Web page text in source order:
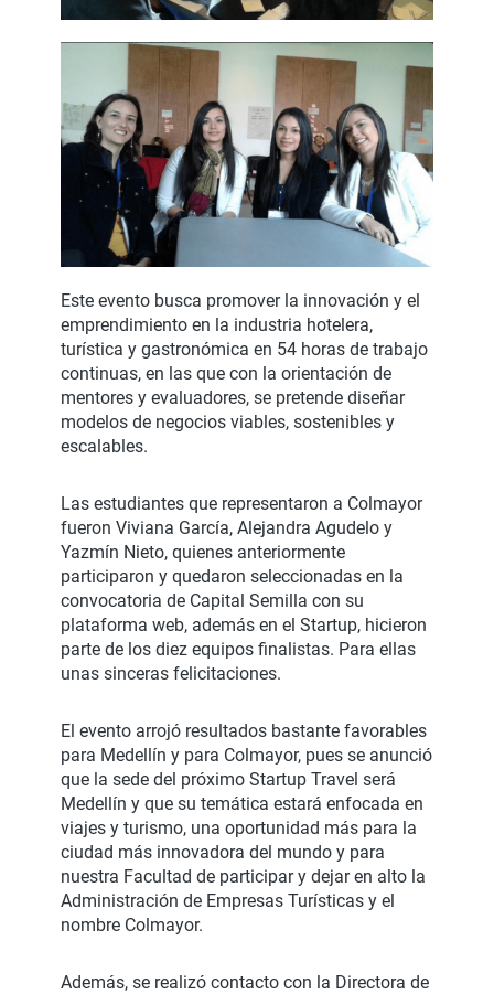
Este evento busca promover la innovación y el
emprendimiento en la industria hotelera,
turística y gastronómica en 54 horas de trabajo
continuas, en las que con la orientación de
mentores y evaluadores, se pretende diseñar
modelos de negocios viables, sostenibles y
escalables.
Las estudiantes que representaron a Colmayor
fueron Viviana García, Alejandra Agudelo y
Yazmín Nieto, quienes anteriormente
participaron y quedaron seleccionadas en la
convocatoria de Capital Semilla con su
plataforma web, además en el Startup, hicieron
parte de los diez equipos finalistas. Para ellas
unas sinceras felicitaciones.
El evento arrojó resultados bastante favorables
para Medellín y para Colmayor, pues se anunció
que la sede del próximo Startup Travel será
Medellín y que su temática estará enfocada en
viajes y turismo, una oportunidad más para la
ciudad más innovadora del mundo y para
nuestra Facultad de participar y dejar en alto la
Administración de Empresas Turísticas y el
nombre Colmayor.
Además, se realizó contacto con la Directora de